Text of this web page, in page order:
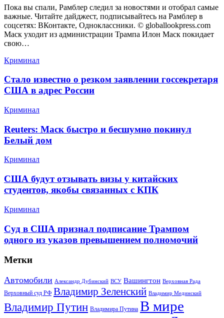
Пока вы спали, Рамблер следил за новостями и отобрал самые
важные. Читайте дайджест, подписывайтесь на Рамблер в
соцсетях: ВКонтакте, Одноклассники. © globallookpress.com
Маск уходит из администрации Трампа Илон Маск покидает
свою…
Криминал
Стало известно о резком заявлении госсекретаря
США в адрес России
Криминал
Reuters: Маск быстро и бесшумно покинул
Белый дом
Криминал
США будут отзывать визы у китайских
студентов, якобы связанных с КПК
Криминал
Суд в США признал подписание Трампом
одного из указов превышением полномочий
Метки
Автомобили Александр Дубинский ВСУ Вашингтон Верховная Рада
Верховный суд РФ Владимир Зеленский Владимир Мединский
Владимир Путин Владимира Путина В мире